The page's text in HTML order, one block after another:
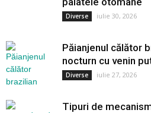
Diverse iulie 30, 2026
Păianjenul călător
nocturn cu venin
Diverse iulie 27, 2026
Tipuri de